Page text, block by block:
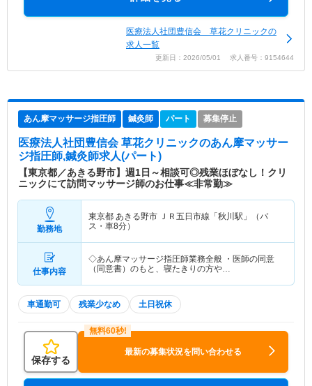
医療法人社団豊信会 草花クリニックの
求人一覧
更新日：2026/05/01 求人番号：9154644
あん摩マッサージ指圧師 鍼灸師 パート 募集停止
医療法人社団豊信会 草花クリニックのあん摩マッサー
ジ指圧師,鍼灸師求人(パート)
【東京都／あきる野市】週1日～相談可◎残業ほぼなし！クリ
ニックにて訪問マッサージ師のお仕事≪非常勤≫
勤務地
東京都 あきる野市 ＪＲ五日市線「秋川駅」（バ
ス・車8分）
仕事内容
◇あん摩マッサージ指圧師業務全般 ・医師の同意
（同意書）のもと、寝たきりの方や…
車通勤可 残業少なめ 土日祝休
保存する
最新の募集状況を問い合わせる